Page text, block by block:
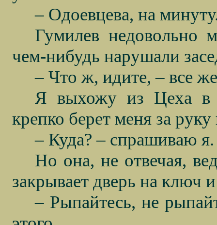
– Одоевцева, на
Гумилев
чем-нибудь нарушали
– Что ж, идите, – все
Я выхожу из Цеха в
крепко берет меня за руку
– Куда? – спрашиваю я.
Но она, не отвечая,
закрывает дверь на ключ
– Рыпайтесь, не